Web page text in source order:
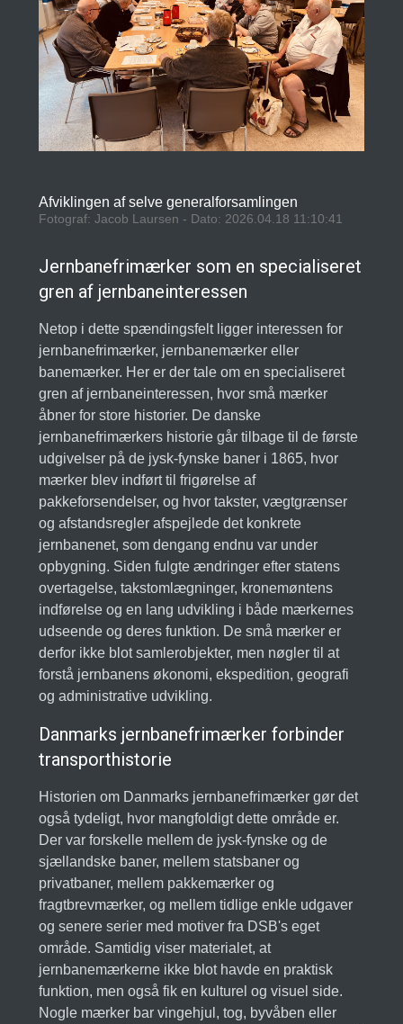
Afviklingen af selve generalforsamlingen
Fotograf: Jacob Laursen - Dato: 2026.04.18 11:10:41
Jernbanefrimærker som en specialiseret
gren af jernbaneinteressen
Netop i dette spændingsfelt ligger interessen for
jernbanefrimærker, jernbanemærker eller
banemærker. Her er der tale om en specialiseret
gren af jernbaneinteressen, hvor små mærker
åbner for store historier. De danske
jernbanefrimærkers historie går tilbage til de første
udgivelser på de jysk-fynske baner i 1865, hvor
mærker blev indført til frigørelse af
pakkeforsendelser, og hvor takster, vægtgrænser
og afstandsregler afspejlede det konkrete
jernbanenet, som dengang endnu var under
opbygning. Siden fulgte ændringer efter statens
overtagelse, takstomlægninger, kronemøntens
indførelse og en lang udvikling i både mærkernes
udseende og deres funktion. De små mærker er
derfor ikke blot samlerobjekter, men nøgler til at
forstå jernbanens økonomi, ekspedition, geografi
og administrative udvikling.
Danmarks jernbanefrimærker forbinder
transporthistorie
Historien om Danmarks jernbanefrimærker gør det
også tydeligt, hvor mangfoldigt dette område er.
Der var forskelle mellem de jysk-fynske og de
sjællandske baner, mellem statsbaner og
privatbaner, mellem pakkemærker og
fragtbrevmærker, og mellem tidlige enkle udgaver
og senere serier med motiver fra DSB's eget
område. Samtidig viser materialet, at
jernbanemærkerne ikke blot havde en praktisk
funktion, men også fik en kulturel og visuel side.
Nogle mærker bar vingehjul, tog, byvåben eller